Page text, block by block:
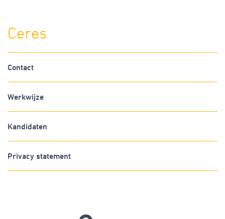
Ceres
Contact
Werkwijze
Kandidaten
Privacy statement